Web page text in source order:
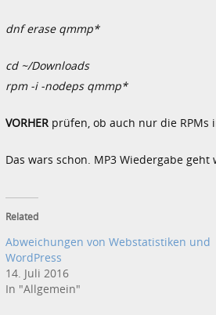
dnf erase qmmp*
cd ~/Downloads
rpm -i -nodeps qmmp*
VORHER prüfen, ob auch nur die
Das wars schon. MP3 Wiedergabe geht
Related
Abweichungen von Webstatistiken und
WordPress
14. Juli 2016
In "Allgemein"